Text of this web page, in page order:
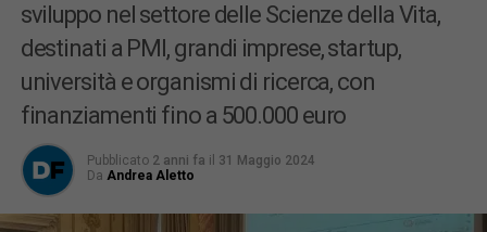
sviluppo nel settore delle Scienze della Vita,
destinati a PMI, grandi imprese, startup,
università e organismi di ricerca, con
finanziamenti fino a 500.000 euro
Pubblicato 2 anni fa il 31 Maggio 2024
Da Andrea Aletto